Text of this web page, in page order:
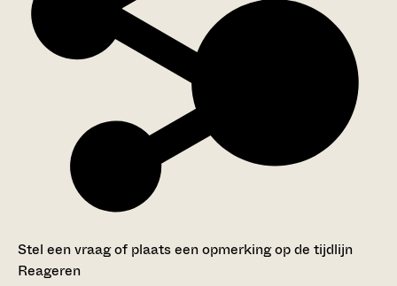
Stel een vraag of plaats een opmerking op de tijdlijn
Reageren